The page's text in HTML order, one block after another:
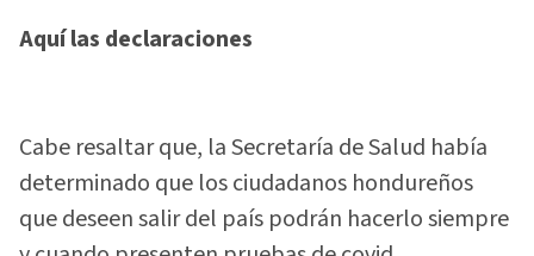
Aquí las declaraciones
Cabe resaltar que, la Secretaría de Salud había
determinado que los ciudadanos hondureños
que deseen salir del país podrán hacerlo siempre